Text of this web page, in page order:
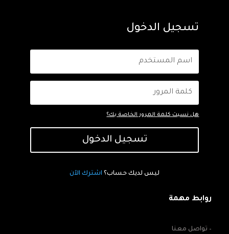
تسجيل الدخول
هل نسيت كلمة المرور الخاصة بك؟
تسجيل الدخول
ليس لديك حساب؟ اشترك الآن
روابط مهمة
– تواصل معنا